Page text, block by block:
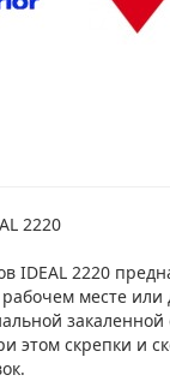
2220
IDEAL 2220
месте или
закаленной
этом скрепки и